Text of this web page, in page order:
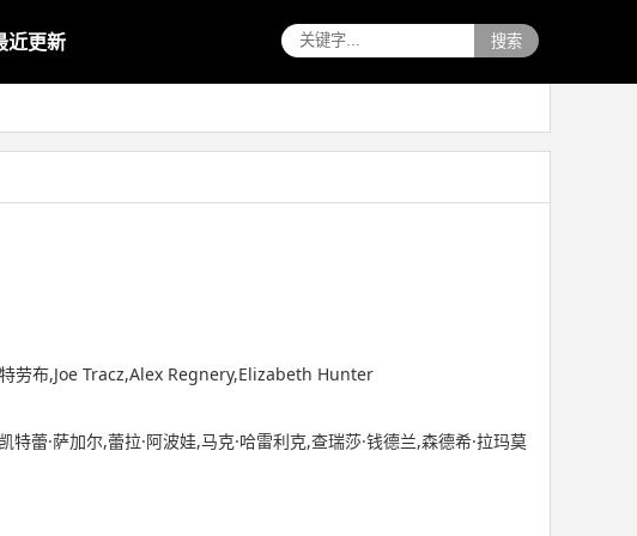
搜索
近更新
劳布,Joe Tracz,Alex Regnery,Elizabeth Hunter
蕾·萨加尔,蕾拉·阿波娃,马克·哈雷利克,查瑞莎·钱德兰,森德希·拉玛莫